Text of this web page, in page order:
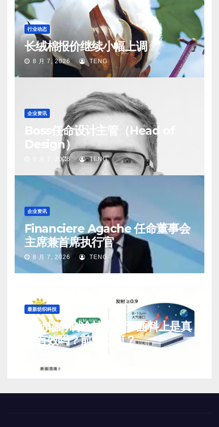
行业动态
长绒棉报价继续小幅上调
8 月 7, 2026 TENG
企业资讯
Boss任命设计主管（Head of
Design）
8 月 7, 2026 TENG
企业资讯
Financiere Agache 任命董事会
主席兼首席执行官
8 月 7, 2026 TENG
最新纺织科技
被动辐射制冷技术用于面料上是真
实有效吗？前景如何？